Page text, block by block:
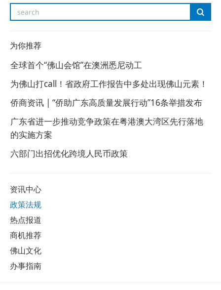
为你推荐
全球首个“佛山会馆”在澳洲悉尼动工
为佛山打call！省政府工作报告中多处出现佛山元素！
侨商资讯 | “侨助广东高质量发展行动”16条举措发布
广东省进一步推动竞争政策在粤港澳大湾区先行落地
的实施方案
六部门出招优化跨境人民币政策
资讯中心
政策法规
热点报道
商机推荐
佛山文化
办事指南